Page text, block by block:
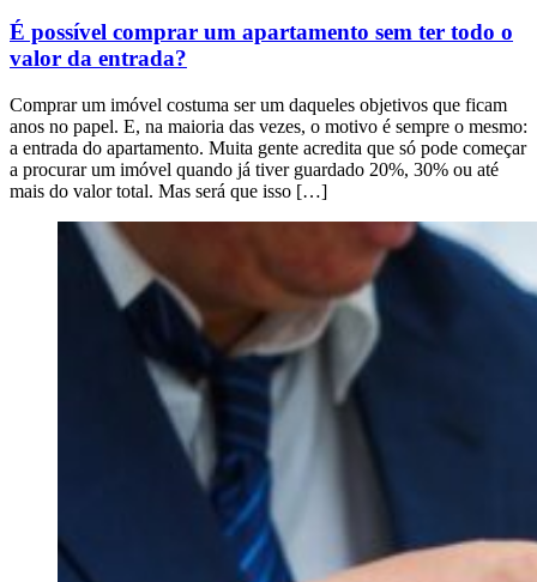
É possível comprar um apartamento sem ter todo o
valor da entrada?
Comprar um imóvel costuma ser um daqueles objetivos que ficam
anos no papel. E, na maioria das vezes, o motivo é sempre o mesmo:
a entrada do apartamento. Muita gente acredita que só pode começar
a procurar um imóvel quando já tiver guardado 20%, 30% ou até
mais do valor total. Mas será que isso […]